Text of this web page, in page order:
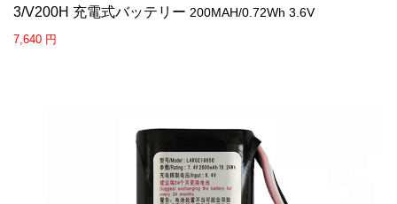
3/V200H 充電式バッテリー 200MAH/0.72Wh 3.6V
7,640 円